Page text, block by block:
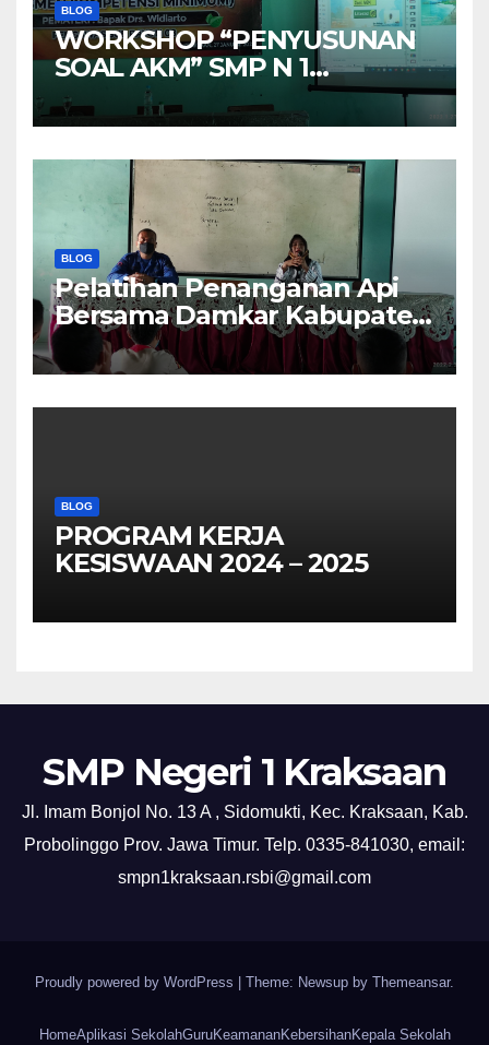
BLOG
WORKSHOP “PENYUSUNAN
SOAL AKM” SMP N 1
KRAKSAAN
BLOG
Pelatihan Penanganan Api
Bersama Damkar Kabupaten
Probolinggo
BLOG
PROGRAM KERJA
KESISWAAN 2024 – 2025
SMP Negeri 1 Kraksaan
Jl. Imam Bonjol No. 13 A , Sidomukti, Kec. Kraksaan, Kab.
Probolinggo Prov. Jawa Timur. Telp. 0335-841030, email:
smpn1kraksaan.rsbi@gmail.com
Proudly powered by WordPress Theme: Newsup by Themeansar.
HomeAplikasi SekolahGuruKeamananKebersihanKepala Sekolah